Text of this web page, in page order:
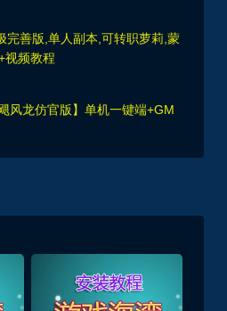
完善版,单人副本,可转职萝莉,蒙
视频教程
风龙仿官版】单机一键端+GM